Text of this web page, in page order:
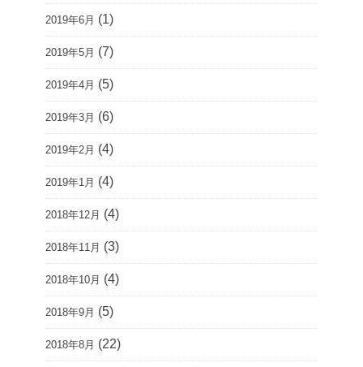
2019年6月 (1)
2019年5月 (7)
2019年4月 (5)
2019年3月 (6)
2019年2月 (4)
2019年1月 (4)
2018年12月 (4)
2018年11月 (3)
2018年10月 (4)
2018年9月 (5)
2018年8月 (22)